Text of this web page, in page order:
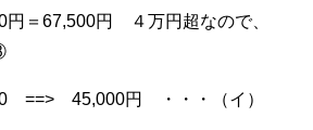
＝67,500円 ４万円超なので、
==> 45,000円 ・・・（イ）